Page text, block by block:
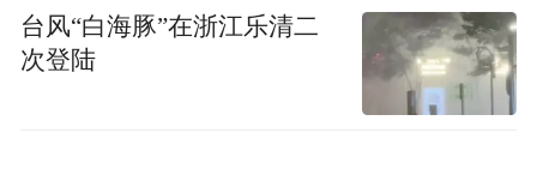
台风“白海豚”在浙江乐清二
次登陆